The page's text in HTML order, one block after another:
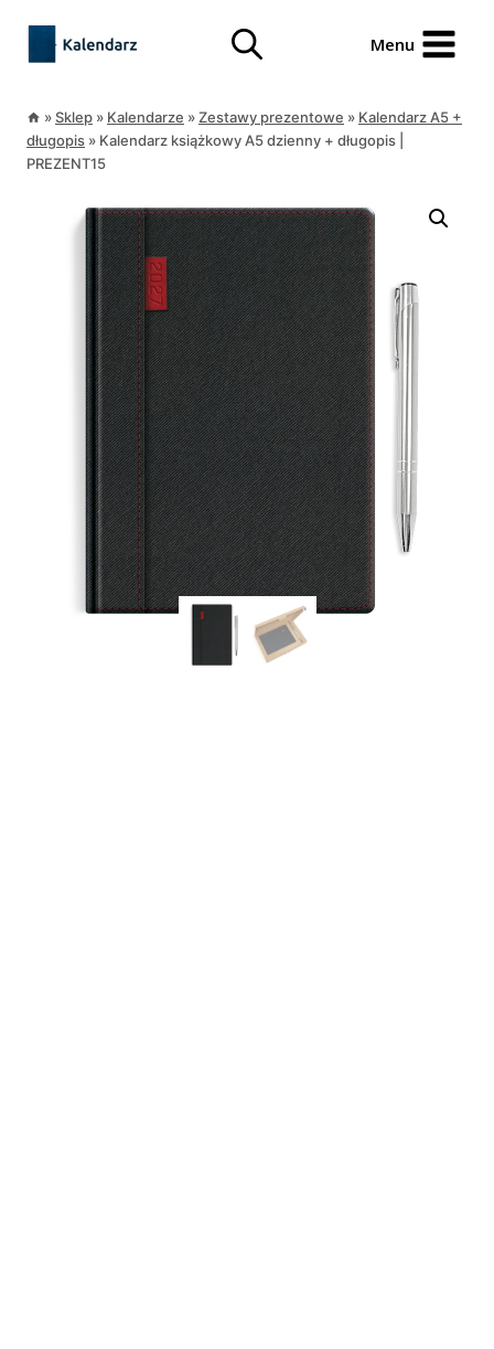
treści
treści
Menu
»Sklep » Kalendarze »Zestawy prezentowe » Kalendarz A5 +
długopis » Kalendarz książkowy A5 dzienny + długopis |
PREZENT15